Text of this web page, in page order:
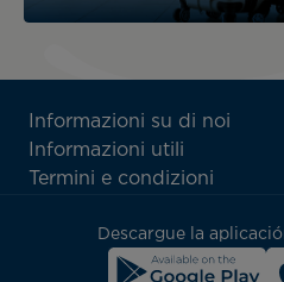
ATN:
Footer
menu
Informazioni su di noi
Informazioni utili
Termini e condizioni
Descargue la